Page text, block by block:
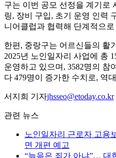
구는 이번 공모 선정을 계기로
링, 장비 구입, 초기 운영 인력
니어클럽과 협력해 단계적으
한편, 중랑구는 어르신들의 활
2025년 노인일자리 사업에 총
운영하고 있으며, 3582명의 참
다 479명이 증가한 수치로, 역
서지희 기자jhsseo@etoday.co.kr
관련 뉴스
노인일자리 근로자 고용
면 개편 예고
“늙음은 죄가 아냐”… 대